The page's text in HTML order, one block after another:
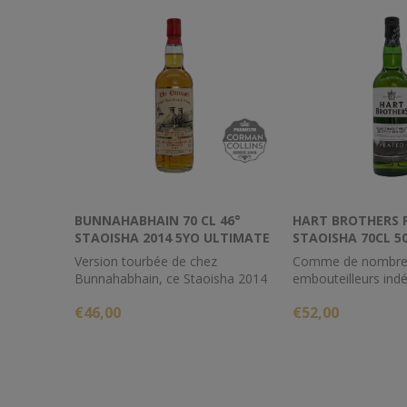
BUNNAHABHAIN 70 CL 46°
STAOISHA 2014 5YO ULTIMATE
Version tourbée de chez
Bunnahabhain, ce Staoisha 2014
46%
€46,00
HART BROTHERS
STAOISHA 70CL
Comme de
embouteilleurs
comme
€52,00